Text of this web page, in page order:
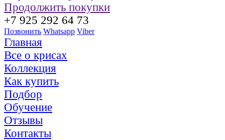
Продолжить покупки
+7 925 292 64 73
Позвонить Whatsapp Viber
Главная
Все о крисах
Коллекция
Как купить
Подбор
Обучение
Отзывы
Контакты